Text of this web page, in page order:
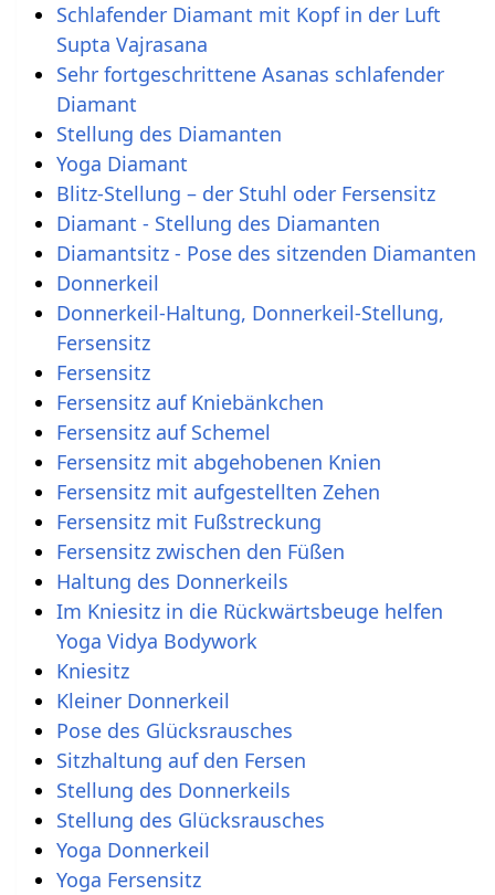
Schlafender Diamant mit Kopf in der Luft
Supta Vajrasana
Sehr fortgeschrittene Asanas schlafender
Diamant
Stellung des Diamanten
Yoga Diamant
Blitz-Stellung – der Stuhl oder Fersensitz
Diamant - Stellung des Diamanten
Diamantsitz - Pose des sitzenden Diamanten
Donnerkeil
Donnerkeil-Haltung, Donnerkeil-Stellung,
Fersensitz
Fersensitz
Fersensitz auf Kniebänkchen
Fersensitz auf Schemel
Fersensitz mit abgehobenen Knien
Fersensitz mit aufgestellten Zehen
Fersensitz mit Fußstreckung
Fersensitz zwischen den Füßen
Haltung des Donnerkeils
Im Kniesitz in die Rückwärtsbeuge helfen
Yoga Vidya Bodywork
Kniesitz
Kleiner Donnerkeil
Pose des Glücksrausches
Sitzhaltung auf den Fersen
Stellung des Donnerkeils
Stellung des Glücksrausches
Yoga Donnerkeil
Yoga Fersensitz